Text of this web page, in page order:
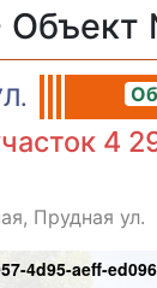
4
Прудная ул.
4d95-aeff-